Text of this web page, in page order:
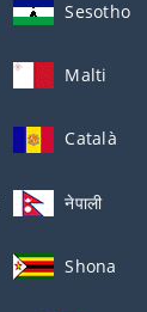
Sesotho
Malti
Català
नेपाली
Shona